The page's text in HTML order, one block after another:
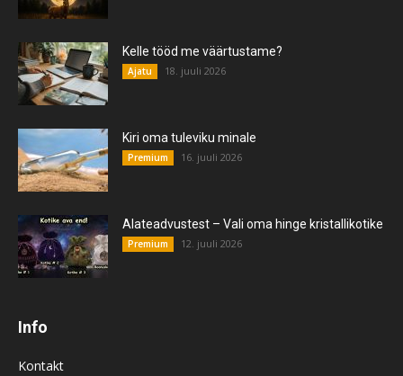
Kelle tööd me väärtustame?
Ajatu 18. juuli 2026
Kiri oma tuleviku minale
Premium 16. juuli 2026
Alateadvustest – Vali oma hinge kristallikotike
Premium 12. juuli 2026
Info
Kontakt